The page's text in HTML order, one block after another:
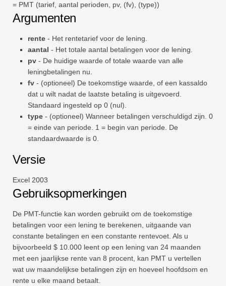
= PMT (tarief, aantal perioden, pv, (fv), (type))
Argumenten
rente - Het rentetarief voor de lening.
aantal - Het totale aantal betalingen voor de lening.
pv - De huidige waarde of totale waarde van alle
leningbetalingen nu.
fv - (optioneel) De toekomstige waarde, of een kassaldo
dat u wilt nadat de laatste betaling is uitgevoerd.
Standaard ingesteld op 0 (nul).
type - (optioneel) Wanneer betalingen verschuldigd zijn. 0
= einde van periode. 1 = begin van periode. De
standaardwaarde is 0.
Versie
Excel 2003
Gebruiksopmerkingen
De PMT-functie kan worden gebruikt om de toekomstige
betalingen voor een lening te berekenen, uitgaande van
constante betalingen en een constante rentevoet. Als u
bijvoorbeeld $ 10.000 leent op een lening van 24 maanden
met een jaarlijkse rente van 8 procent, kan PMT u vertellen
wat uw maandelijkse betalingen zijn en hoeveel hoofdsom en
rente u elke maand betaalt.